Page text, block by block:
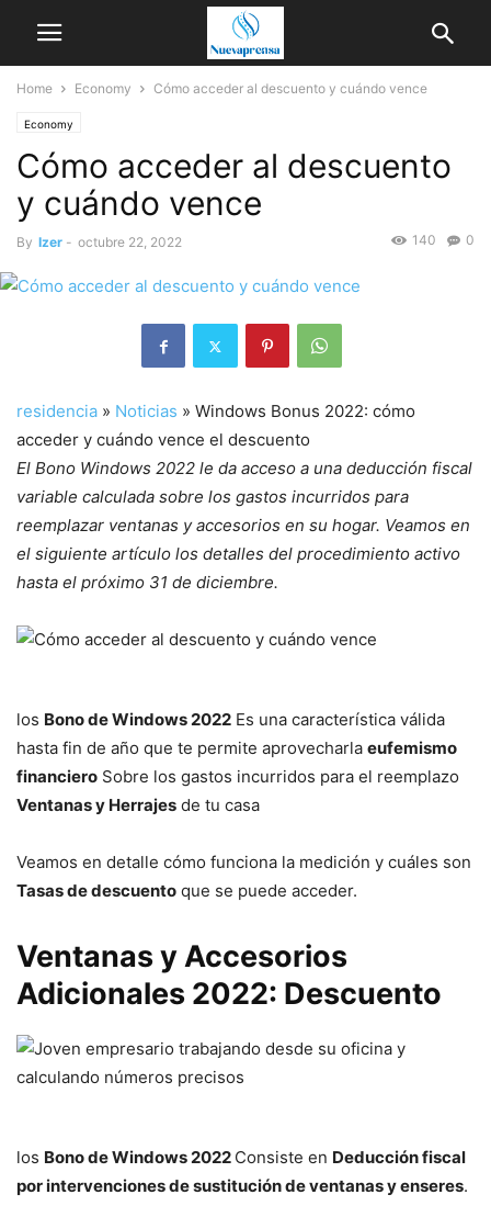
Home Economy Cómo acceder al descuento y cuándo vence
Economy
Cómo acceder al descuento
y cuándo vence
By Izer - octubre 22, 2022 0
140
residencia » Noticias » Windows Bonus 2022: cómo
acceder y cuándo vence el descuento
El Bono Windows 2022 le da acceso a una deducción fiscal
variable calculada sobre los gastos incurridos para
reemplazar ventanas y accesorios en su hogar. Veamos en
el siguiente artículo los detalles del procedimiento activo
hasta el próximo 31 de diciembre.
los Bono de Windows 2022 Es una característica válida
hasta fin de año que te permite aprovecharla eufemismo
financiero Sobre los gastos incurridos para el reemplazo
Ventanas y Herrajes de tu casa
Veamos en detalle cómo funciona la medición y cuáles son
Tasas de descuento que se puede acceder.
Ventanas y Accesorios
Adicionales 2022: Descuento
los Bono de Windows 2022 Consiste en Deducción fiscal
por intervenciones de sustitución de ventanas y enseres.